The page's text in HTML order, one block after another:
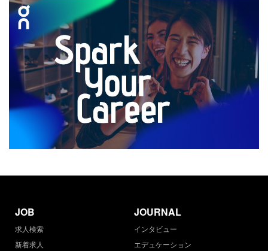
JOB
求人検索
新着求人
JOURNAL
インタビュー
エデュケーション